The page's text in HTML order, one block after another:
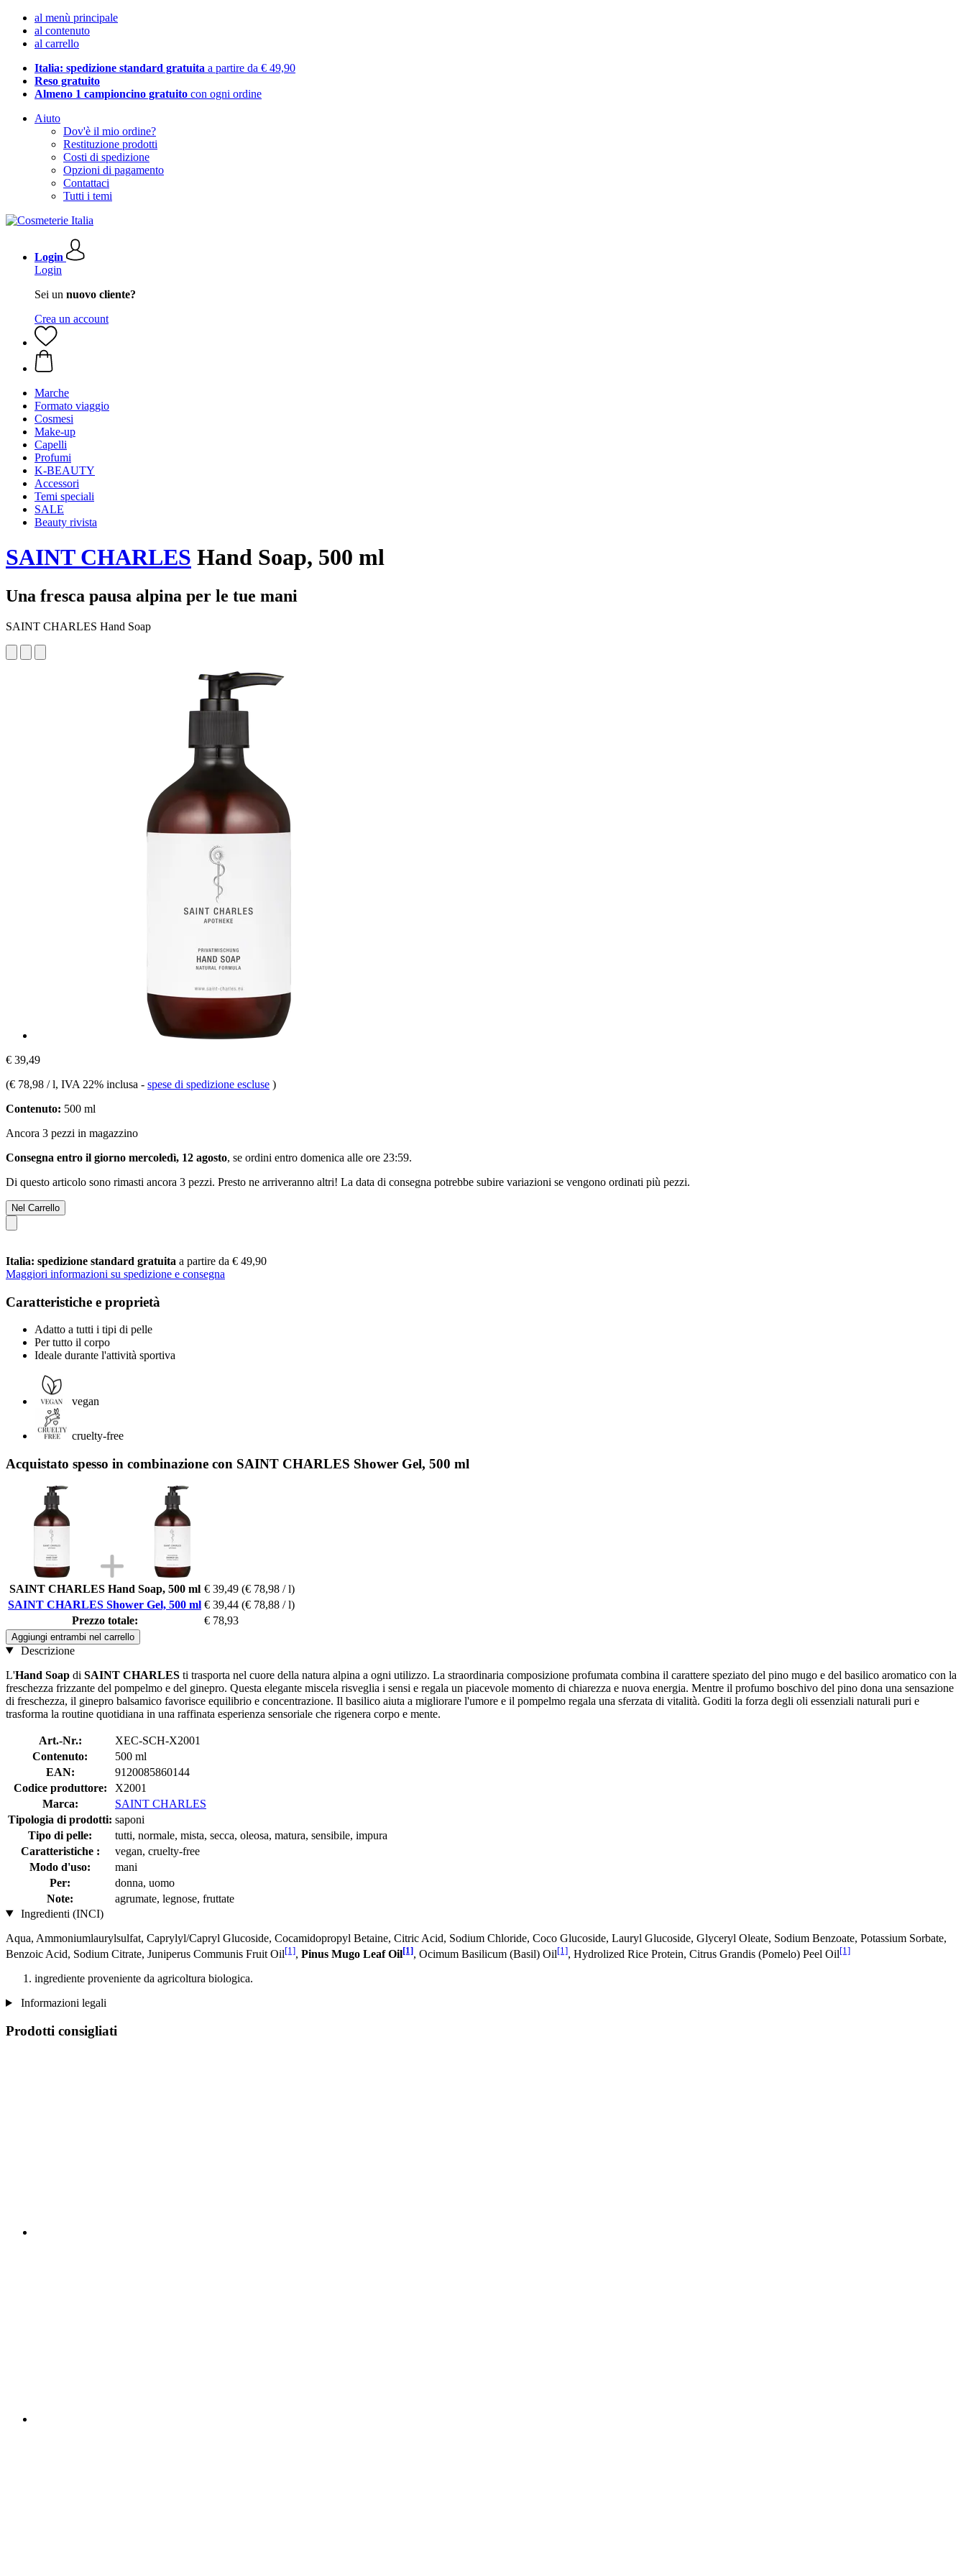
al menù principale
al contenuto
al carrello
Italia: spedizione standard gratuita a partire da € 49,90
Reso gratuito
Almeno 1 campioncino gratuito con ogni ordine
Aiuto
Dov'è il mio ordine?
Restituzione prodotti
Costi di spedizione
Opzioni di pagamento
Contattaci
Tutti i temi
Login
Login
Sei un nuovo cliente?
Crea un account
Marche
Formato viaggio
Cosmesi
Make-up
Capelli
Profumi
K-BEAUTY
Accessori
Temi speciali
SALE
Beauty rivista
SAINT CHARLES Hand Soap, 500 ml
Una fresca pausa alpina per le tue mani
SAINT CHARLES Hand Soap
€ 39,49
(€ 78,98 / l, IVA 22% inclusa - spese di spedizione escluse )
Contenuto: 500 ml
Ancora 3 pezzi in magazzino
Consegna entro il giorno mercoledì, 12 agosto, se ordini entro domenica alle ore 23:59.
Di questo articolo sono rimasti ancora 3 pezzi. Presto ne arriveranno altri! La data di consegna potrebbe subire variazioni se vengono ordinati più pezzi.
Nel Carrello
Italia: spedizione standard gratuita a partire da € 49,90
Maggiori informazioni su spedizione e consegna
Caratteristiche e proprietà
Adatto a tutti i tipi di pelle
Per tutto il corpo
Ideale durante l'attività sportiva
vegan
cruelty-free
Acquistato spesso in combinazione con SAINT CHARLES Shower Gel, 500 ml
SAINT CHARLES Hand Soap, 500 ml € 39,49 (€ 78,98 / l)
SAINT CHARLES Shower Gel, 500 ml € 39,44 (€ 78,88 / l)
Prezzo totale:
€ 78,93
Aggiungi entrambi nel carrello
Descrizione
L'Hand Soap di SAINT CHARLES ti trasporta nel cuore della natura alpina a ogni utilizzo. La straordinaria composizione profumata combina il carattere speziato del pino mugo e del basilico aromatico con la
freschezza frizzante del pompelmo e del ginepro. Questa elegante miscela risveglia i sensi e regala un piacevole momento di chiarezza e nuova energia. Mentre il profumo boschivo del pino dona una sensazione
di freschezza, il ginepro balsamico favorisce equilibrio e concentrazione. Il basilico aiuta a migliorare l'umore e il pompelmo regala una sferzata di vitalità. Goditi la forza degli oli essenziali naturali puri e
trasforma la routine quotidiana in una raffinata esperienza sensoriale che rigenera corpo e mente.
Art.-Nr.:
XEC-SCH-X2001
Contenuto:
500 ml
EAN:
9120085860144
Codice produttore:
X2001
Marca:
SAINT CHARLES
Tipologia di prodotti: saponi
Tipo di pelle:
tutti, normale, mista, secca, oleosa, matura, sensibile, impura
Caratteristiche :
vegan, cruelty-free
Modo d'uso:
mani
Per:
donna, uomo
Note:
agrumate, legnose, fruttate
Ingredienti (INCI)
Aqua, Ammoniumlaurylsulfat, Caprylyl/Capryl Glucoside, Cocamidopropyl Betaine, Citric Acid, Sodium Chloride, Coco Glucoside, Lauryl Glucoside, Glyceryl Oleate, Sodium Benzoate, Potassium Sorbate,
Benzoic Acid, Sodium Citrate, Juniperus Communis Fruit Oil[1], Pinus Mugo Leaf Oil[1], Ocimum Basilicum (Basil) Oil[1], Hydrolized Rice Protein, Citrus Grandis (Pomelo) Peel Oil[1]
ingrediente proveniente da agricoltura biologica.
Informazioni legali
Prodotti consigliati